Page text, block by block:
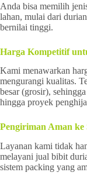
Anda bisa memilih
lahan, mulai dari
bernilai tinggi.
Harga Kompetitif
Kami menawarkan
mengurangi kualitas.
besar (grosir),
hingga proyek
Pengiriman Aman ke
Layanan kami tidak
melayani jual bibit
sistem packing yang